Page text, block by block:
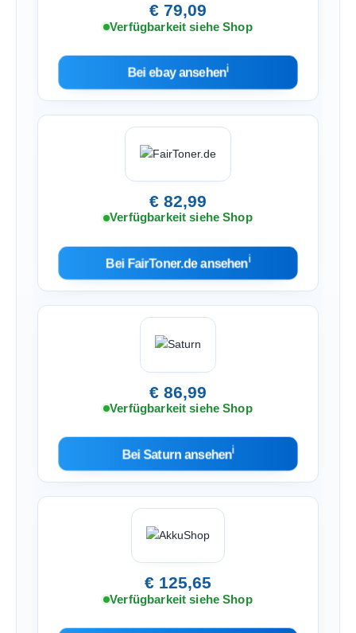
€ 79,09
Verfügbarkeit siehe Shop
Bei ebay ansehenℹ︎
€ 82,99
Verfügbarkeit siehe Shop
Bei FairToner.de ansehenℹ︎
€ 86,99
Verfügbarkeit siehe Shop
Bei Saturn ansehenℹ︎
€ 125,65
Verfügbarkeit siehe Shop